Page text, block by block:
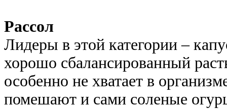
Рассол
Лидеры в этой категории –
хорошо сбалансированный
особенно не хватает в
помешают и сами соленые